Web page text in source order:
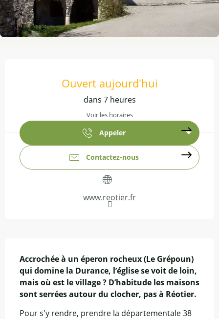
Ouvert aujourd'hui
dans 7 heures
Voir les horaires
Appeler
Contactez-nous
www.reotier.fr
Accrochée à un éperon rocheux (Le Grépoun)
qui domine la Durance, l’église se voit de loin,
mais où est le village ? D’habitude les maisons
sont serrées autour du clocher, pas à Réotier.
Pour s'y rendre, prendre la départementale 38